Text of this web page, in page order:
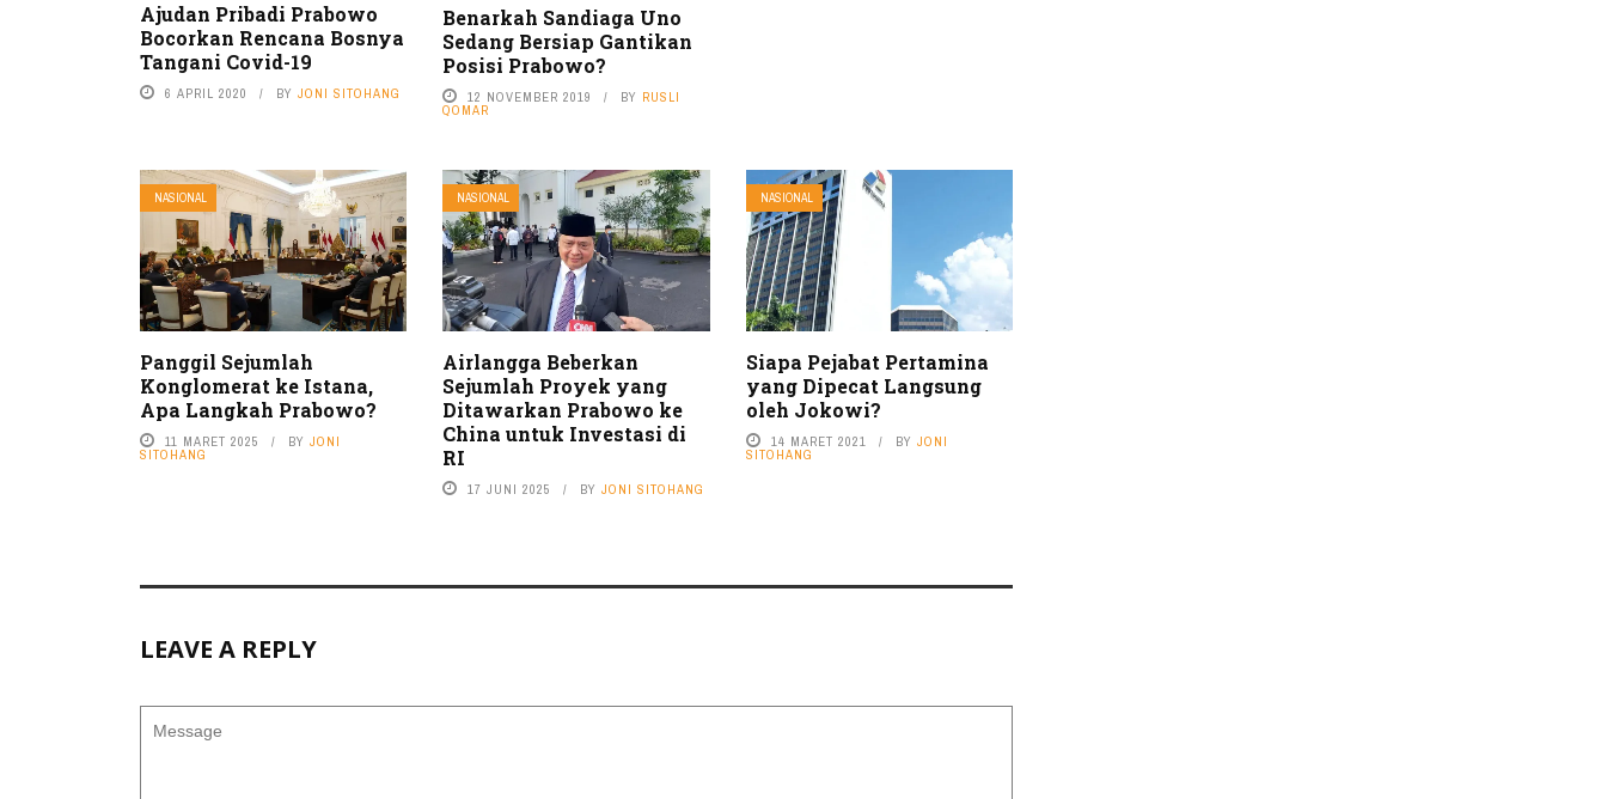
Ajudan Pribadi Prabowo
Bocorkan Rencana Bosnya
Tangani Covid-19
6 APRIL 2020 BY JONI SITOHANG
Benarkah Sandiaga Uno
Sedang Bersiap Gantikan
Posisi Prabowo?
12 NOVEMBER 2019 BY RUSLI
QOMAR
NASIONAL
Panggil Sejumlah
Konglomerat ke Istana,
Apa Langkah Prabowo?
11 MARET 2025 BY JONI
SITOHANG
NASIONAL
Airlangga Beberkan
Sejumlah Proyek yang
Ditawarkan Prabowo ke
China untuk Investasi di
RI
17 JUNI 2025 BYJONI SITOHANG
NASIONAL
Siapa Pejabat Pertamina
yang Dipecat Langsung
oleh Jokowi?
14 MARET 2021 BY JONI
SITOHANG
LEAVE A REPLY